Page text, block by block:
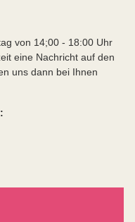
von 14;00 - 18:00 Uhr
eine Nachricht auf den
uns dann bei Ihnen